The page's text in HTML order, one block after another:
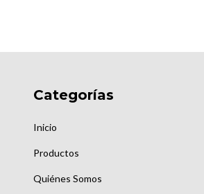
Categorías
Inicio
Productos
Quiénes Somos